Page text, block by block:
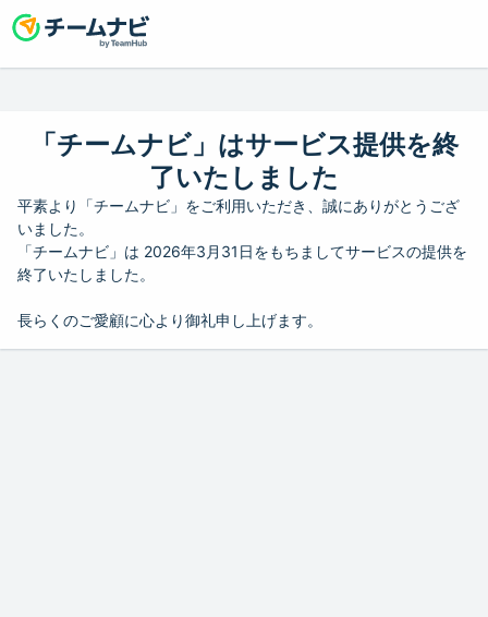
「チームナビ」はサービス提供を終
了いたしました
平素より「チームナビ」をご利用いただき、誠にありがとうござ
いました。
「チームナビ」は 2026年3月31日をもちましてサービスの提供を
終了いたしました。
長らくのご愛顧に心より御礼申し上げます。